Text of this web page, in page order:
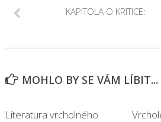
KAPITOLA O KRITICE:
MOHLO BY SE VÁM LÍBIT...
Literatura vrcholného